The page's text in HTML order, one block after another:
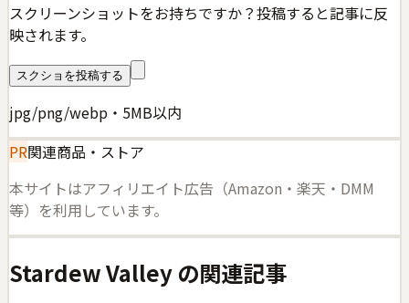
スクリーンショットをお持ちですか？投稿すると記事に反
映されます。
スクショを投稿する
jpg/png/webp・5MB以内
PR関連商品・ストア
本サイトはアフィリエイト広告（Amazon・楽天・DMM
等）を利用しています。
Stardew Valleyの関連記事